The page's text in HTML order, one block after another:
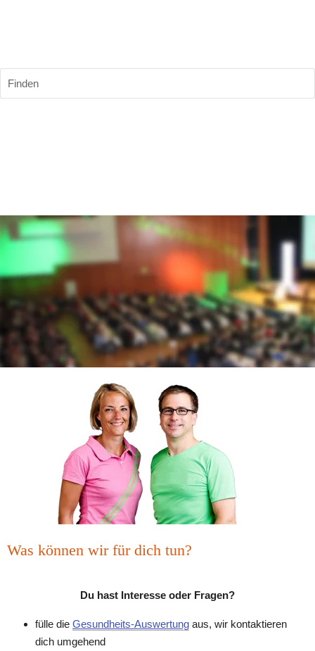
Finden
Was können wir für dich tun?
Du hast Interesse oder Fragen?
fülle die Gesundheits-Auswertung aus, wir kontaktieren
dich umgehend